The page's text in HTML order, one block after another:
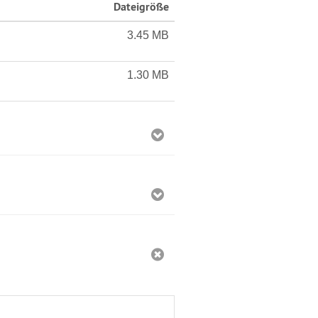
Dateigröße
3.45 MB
1.30 MB